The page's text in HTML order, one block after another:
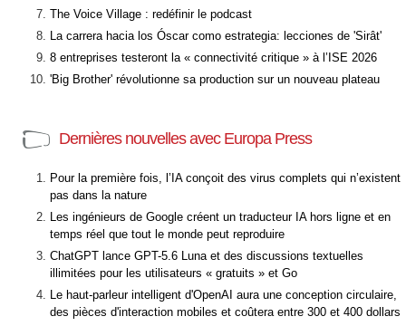
The Voice Village : redéfinir le podcast
La carrera hacia los Óscar como estrategia: lecciones de 'Sirât'
8 entreprises testeront la « connectivité critique » à l’ISE 2026
'Big Brother' révolutionne sa production sur un nouveau plateau
Dernières nouvelles avec Europa Press
Pour la première fois, l’IA conçoit des virus complets qui n’existent
pas dans la nature
Les ingénieurs de Google créent un traducteur IA hors ligne et en
temps réel que tout le monde peut reproduire
ChatGPT lance GPT-5.6 Luna et des discussions textuelles
illimitées pour les utilisateurs « gratuits » et Go
Le haut-parleur intelligent d'OpenAI aura une conception circulaire,
des pièces d'interaction mobiles et coûtera entre 300 et 400 dollars